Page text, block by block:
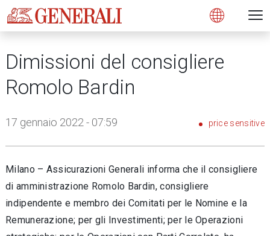
Open
Dimissioni del consigliere
Romolo Bardin
17 gennaio 2022 - 07:59 price sensitive
Milano – Assicurazioni Generali informa che il consigliere
di amministrazione Romolo Bardin, consigliere
indipendente e membro dei Comitati per le Nomine e la
Remunerazione; per gli Investimenti; per le Operazioni